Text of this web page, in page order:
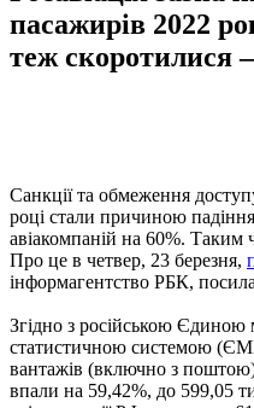
пасажирів 2022
теж скоротилися
Санкції та обмеження
році стали причиною
авіакомпаній на 60%. Таким
Про це в четвер, 23 березня,
інформагентство РБК,
Згідно з російською
статистичною системою
вантажів (включно з
впали на 59,42%, до 599,05